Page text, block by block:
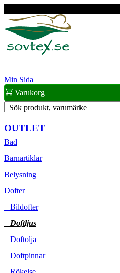
Min Sida
Varukorg
Sök produkt, varumärke
OUTLET
Bad
Barnartiklar
Belysning
Dofter
Bildofter
Doftljus
Doftolja
Doftpinnar